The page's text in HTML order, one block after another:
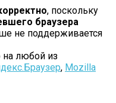
, поскольку
браузера
не поддерживается
на любой из
, Mozilla